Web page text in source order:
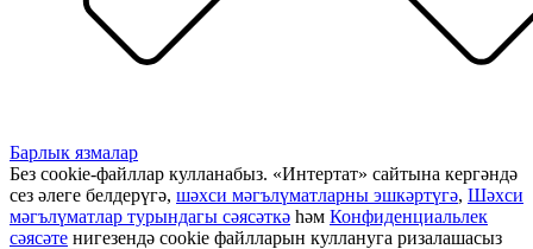
Барлык язмалар
Без cookie-файллар кулланабыз. «Интертат» сайтына кергәндә
сез әлеге белдерүгә, шәхси мәгълүматларны эшкәртүгә, Шәхси
мәгълүматлар турындагы сәясәткә һәм Конфиденциальлек
сәясәте нигезендә cookie файлларын куллануга ризалашасыз